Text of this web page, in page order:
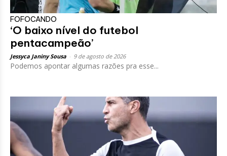
FOFOCANDO
‘O baixo nível do futebol
pentacampeão’
Jessyca Janiny Sousa 9 de agosto de 2026
Podemos apontar algumas razões pra esse...